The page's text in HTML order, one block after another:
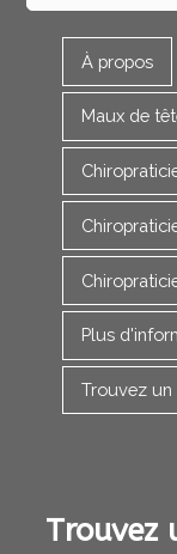
À propos
Maux de
Plus
Trouvez un
Trouvez